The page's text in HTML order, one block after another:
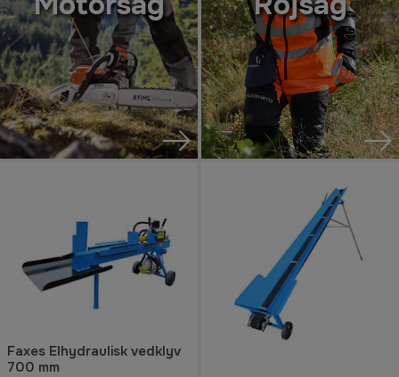
Faxes Elhydraulisk vedklyv
700 mm